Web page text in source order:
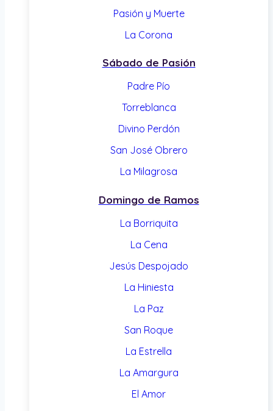
Pasión y Muerte
La Corona
Sábado de Pasión
Padre Pío
Torreblanca
Divino Perdón
San José Obrero
La Milagrosa
Domingo de Ramos
La Borriquita
La Cena
Jesús Despojado
La Hiniesta
La Paz
San Roque
La Estrella
La Amargura
El Amor